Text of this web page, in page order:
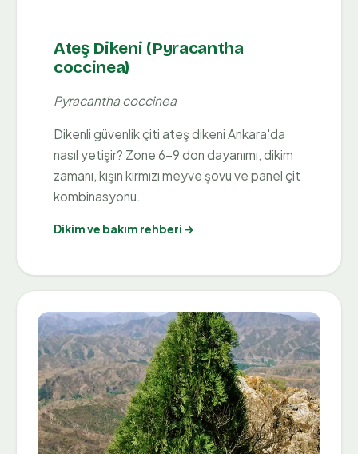
Ateş Dikeni (Pyracantha
coccinea)
Pyracantha coccinea
Dikenli güvenlik çiti ateş dikeni Ankara'da
nasıl yetişir? Zone 6-9 don dayanımı, dikim
zamanı, kışın kırmızı meyve şovu ve panel çit
kombinasyonu.
Dikim ve bakım rehberi →